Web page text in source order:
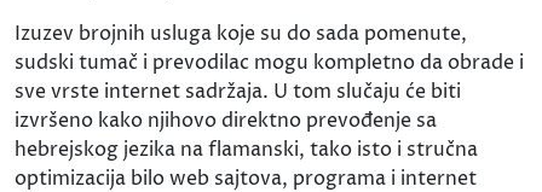
Izuzev brojnih usluga koje su do sada pomenute,
sudski tumač i prevodilac mogu kompletno da obrade i
sve vrste internet sadržaja. U tom slučaju će biti
izvršeno kako njihovo direktno prevođenje sa
hebrejskog jezika na flamanski, tako isto i stručna
optimizacija bilo web sajtova, programa i internet